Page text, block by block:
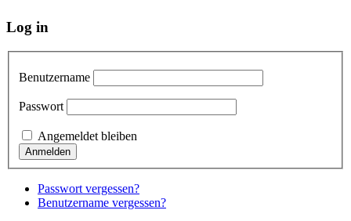
Log in
Benutzername
Passwort
Angemeldet bleiben
Passwort vergessen?
Benutzername vergessen?